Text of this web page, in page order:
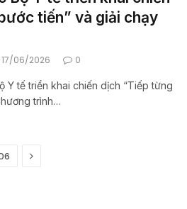
tiến” và giải chạy
17/06/2026 0
Y tế triển khai chiến dịch “Tiếp từng
trình…
Tiếp